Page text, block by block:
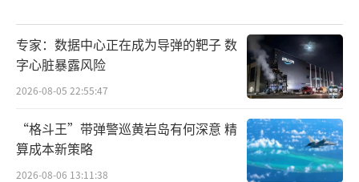
专家：数据中心正在成为导弹的靶子 数
字心脏暴露风险
2026-08-05 22:55:47
“格斗王”带弹警巡黄岩岛有何深意 精
算成本新策略
2026-08-06 13:11:38